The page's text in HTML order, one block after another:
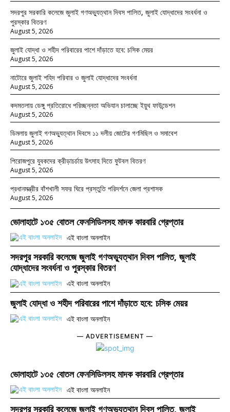
সদরপুর সরকারি কলেজে জুলাই গণঅভ্যুত্থান দিবস পালিত, জুলাই যোদ্ধাদের সংবর্ধনা ও
পুরস্কার বিতরণ
August 5, 2026
জুলাই যোদ্ধা ও শহীদ পরিবারের পাশে দাঁড়াতে হবে: চসিক মেয়র
August 5, 2026
নাটোরে জুলাই শহিদ পরিবার ও জুলাই যোদ্ধাদের সংবর্ধনা
August 5, 2026
কদমতলায় ডেঙ্গু প্রতিরোধে পরিচ্ছন্নতা অভিযান চালাচ্ছে ইয়ুথ ফাউন্ডেশন
August 5, 2026
ডিমলায় জুলাই গণঅভ্যুত্থান দিবসে ১১ দলীয় জোটের গণমিছিল ও সমাবেশ
August 5, 2026
পিরোজপুরে যুবকদের ক্রীড়াচর্চায় উৎসাহ দিতে ফুটবল বিতরণ
August 5, 2026
প্রধানমন্ত্রীর বাঁশখালী সফর ঘিরে প্রস্তুতি পরিদর্শনে জেলা প্রশাসক
August 5, 2026
ভোলাহাটে ১৩৫ বোতল ফেনসিডিলসহ মাদক কারবারি গ্রেপ্তার
এই বাংলা অনলাইন
সদরপুর সরকারি কলেজে জুলাই গণঅভ্যুত্থান দিবস পালিত, জুলাই
যোদ্ধাদের সংবর্ধনা ও পুরস্কার বিতরণ
এই বাংলা অনলাইন
জুলাই যোদ্ধা ও শহীদ পরিবারের পাশে দাঁড়াতে হবে: চসিক মেয়র
এই বাংলা অনলাইন
― ADVERTISEMENT ―
ভোলাহাটে ১৩৫ বোতল ফেনসিডিলসহ মাদক কারবারি গ্রেপ্তার
এই বাংলা অনলাইন
সদরপুর সরকারি কলেজে জুলাই গণঅভ্যুত্থান দিবস পালিত, জুলাই